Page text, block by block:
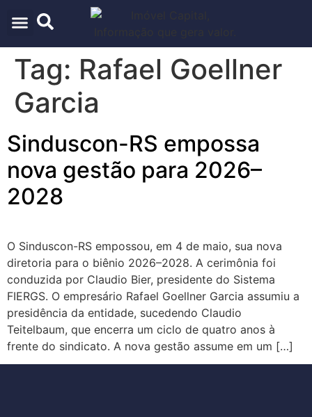
Tag: Rafael Goellner
Garcia
Sinduscon-RS empossa
nova gestão para 2026–
2028
O Sinduscon-RS empossou, em 4 de maio, sua nova
diretoria para o biênio 2026–2028. A cerimônia foi
conduzida por Claudio Bier, presidente do Sistema
FIERGS. O empresário Rafael Goellner Garcia assumiu a
presidência da entidade, sucedendo Claudio
Teitelbaum, que encerra um ciclo de quatro anos à
frente do sindicato. A nova gestão assume em um […]